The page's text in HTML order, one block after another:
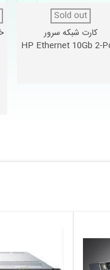
کنند
دوست داشتن
Sold out
کارت شبکه سرور
HP Ethernet 10Gb 2-